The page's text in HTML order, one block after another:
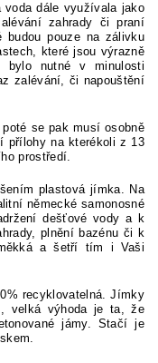
dále využívala jako
zahrady či praní
budou pouze na zálivku
které jsou výrazně
bylo nutné v minulosti
zalévání, či napouštění
se pak musí osobně
přílohy na kterékoli z 13
prostředí.
plastová jímka. Na
německé samonosné
dešťové vody a k
plnění bazénu či k
a šetří tím i Vaši
recyklovatelná. Jímky
velká výhoda je ta, že
jámy. Stačí je